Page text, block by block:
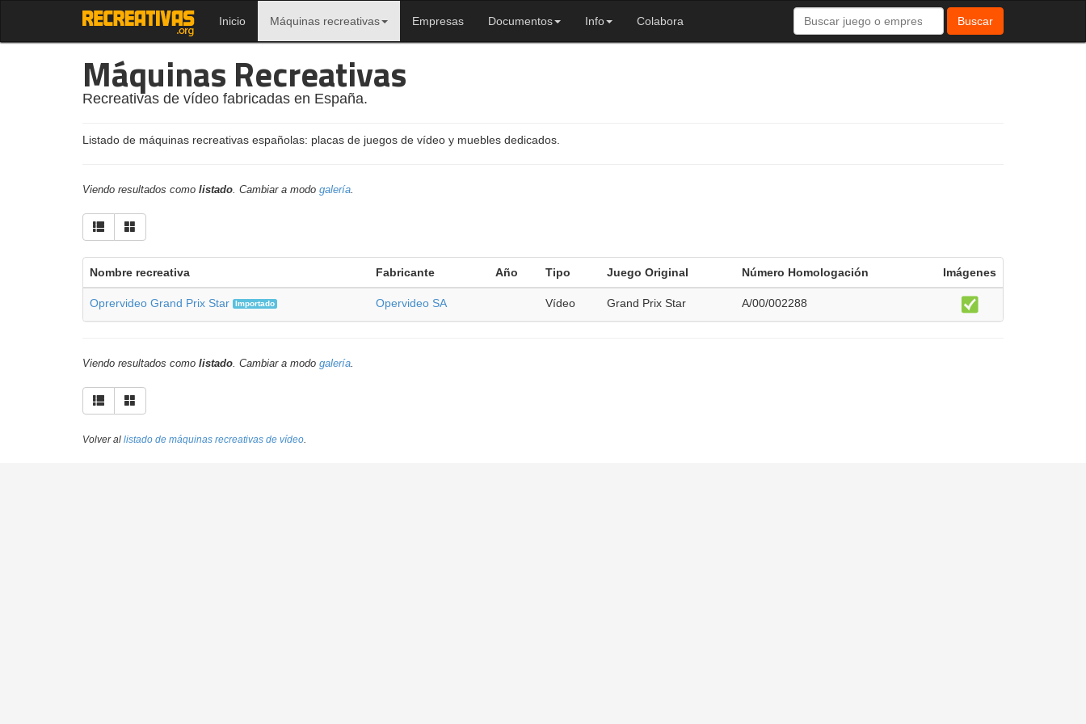
Inicio Máquinas recreativas Empresas Documentos Info Colabora Buscar
Máquinas Recreativas
Recreativas de vídeo fabricadas en España.
Listado de máquinas recreativas españolas: placas de juegos de vídeo y muebles dedicados.
Viendo resultados como listado. Cambiar a modo galería.
Nombre recreativa Fabricante Año Tipo Juego Original Número Homologación Imágenes
Oprervideo Grand Prix Star Importado Opervideo SA Vídeo Grand Prix Star A/00/002288
Viendo resultados como listado. Cambiar a modo galería.
Volver al listado de máquinas recreativas de vídeo.